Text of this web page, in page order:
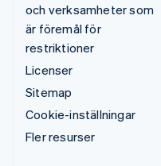
och verksamheter som
är föremål för
restriktioner
Licenser
Sitemap
Cookie-inställningar
Fler resurser